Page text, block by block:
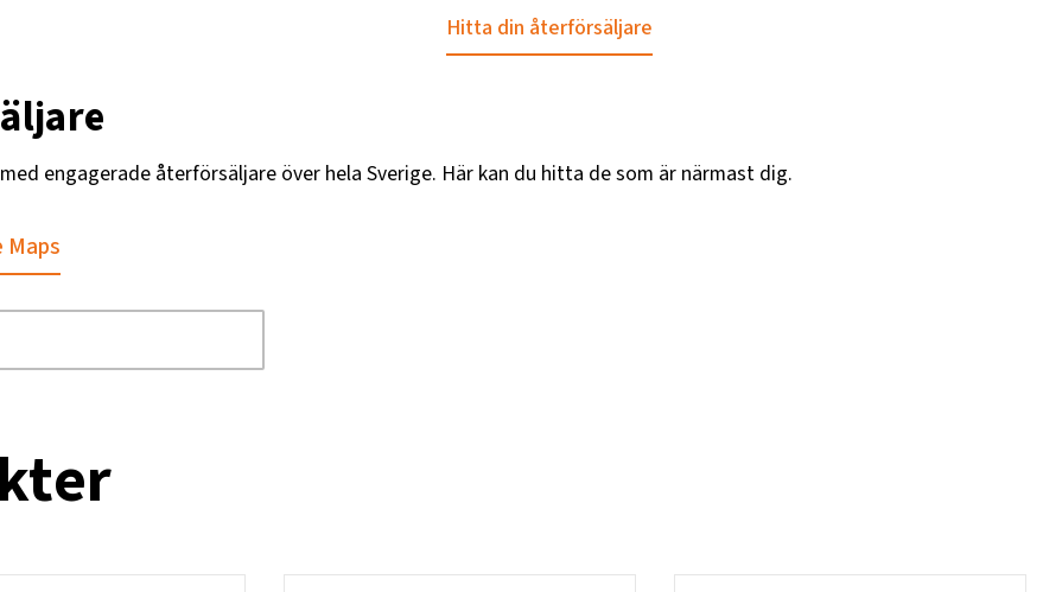
Hitta din återförsäljare
engagerade återförsäljare över hela Sverige. Här kan du hitta de som är närmast dig.
Maps